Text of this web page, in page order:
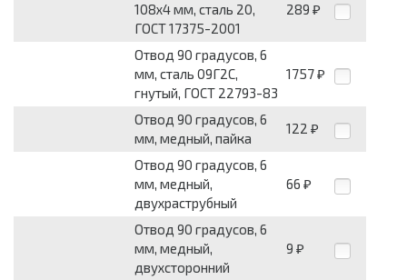
108x4 мм, сталь 20,
ГОСТ 17375-2001
289 ₽
Отвод 90 градусов, 6
мм, сталь 09Г2С,
гнутый, ГОСТ 22793-83
1757 ₽
Отвод 90 градусов, 6
мм, медный, пайка
122 ₽
Отвод 90 градусов, 6
мм, медный,
двухраструбный
66 ₽
Отвод 90 градусов, 6
мм, медный,
двухсторонний
9 ₽